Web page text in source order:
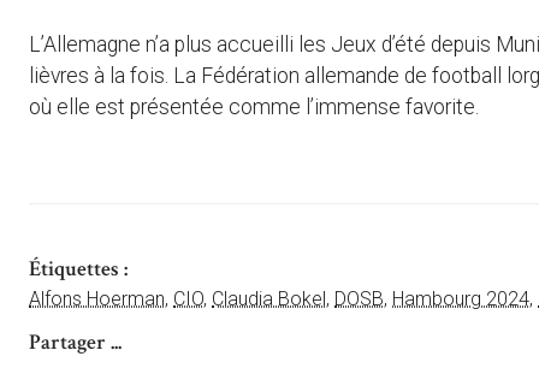
L’Allemagne n’a plus accueilli les Jeux d’été depuis
lièvres à la fois. La Fédération allemande de football
où elle est présentée comme l’immense favorite.
Étiquettes :
Alfons Hoerman, CIO, Claudia Bokel, DOSB, Hambourg 2024,
Partager ...